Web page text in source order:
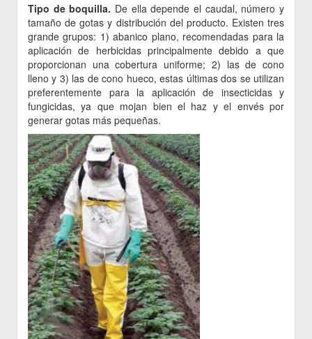
Tipo de boquilla. De ella depende el caudal, número y
tamaño de gotas y distribución del producto. Existen tres
grande grupos: 1) abanico plano, recomendadas para la
aplicación de herbicidas principalmente debido a que
proporcionan una cobertura uniforme; 2) las de cono
lleno y 3) las de cono hueco, estas últimas dos se utilizan
preferentemente para la aplicación de insecticidas y
fungicidas, ya que mojan bien el haz y el envés por
generar gotas más pequeñas.